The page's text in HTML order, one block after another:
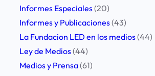
Informes Especiales(20)
Informes y Publicaciones(43)
La Fundacion LED en los medios(44)
Ley de Medios(44)
Medios y Prensa(61)